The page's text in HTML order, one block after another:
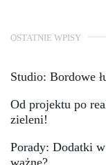
OSTATNIE WPISY
Studio: Bordowe
Od projektu po
zieleni!
Porady: Dodatki
ważne?